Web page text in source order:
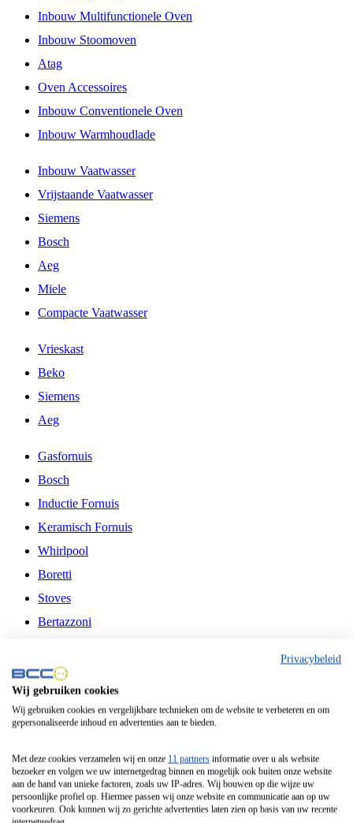
Inbouw Multifunctionele Oven
Inbouw Stoomoven
Atag
Oven Accessoires
Inbouw Conventionele Oven
Inbouw Warmhoudlade
Inbouw Vaatwasser
Vrijstaande Vaatwasser
Siemens
Bosch
Aeg
Miele
Compacte Vaatwasser
Vrieskast
Beko
Siemens
Aeg
Gasfornuis
Bosch
Inductie Fornuis
Keramisch Fornuis
Whirlpool
Boretti
Stoves
Bertazzoni
Fitelli
Airfryer
Frituurpan
Contactgrill
Broodbakmachine
Broodrooster
Privacybeleid
Wij gebruiken cookies
Wij gebruiken cookies en vergelijkbare technieken om de website te verbeteren en om
gepersonaliseerde inhoud en advertenties aan te bieden.
Met deze cookies verzamelen wij en onze 11 partners informatie over u als website
bezoeker en volgen we uw internetgedrag binnen en mogelijk ook buiten onze website
aan de hand van unieke factoren, zoals uw IP-adres. Wij bouwen op die wijze uw
persoonlijke profiel op. Hiermee passen wij onze website en communicatie aan op uw
voorkeuren. Ook kunnen wij zo gerichte advertenties laten zien op basis van uw recente